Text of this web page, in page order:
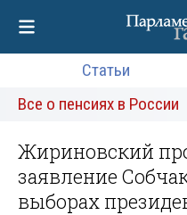
Статьи
Все о пенсиях в России
Жириновский
заявление
выборах